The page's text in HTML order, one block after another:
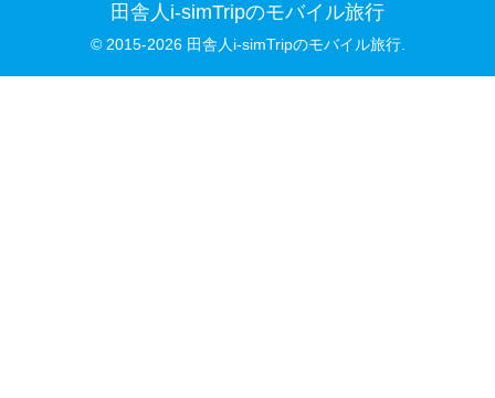
田舎人i-simTripのモバイル旅行
© 2015-2026 田舎人i-simTripのモバイル旅行.